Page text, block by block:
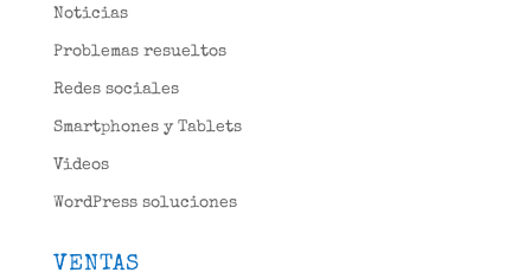
Noticias
Problemas resueltos
Redes sociales
Smartphones y Tablets
Videos
WordPress soluciones
VENTAS